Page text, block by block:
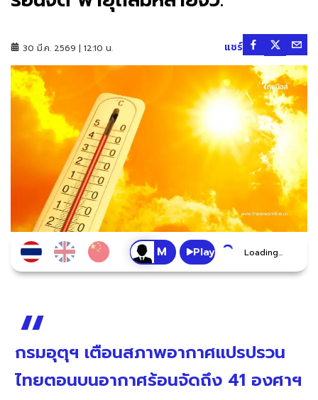
30 มี.ค. 2569 | 12:10 น. แชร์
Play Loading...
กรมอุตุฯ เตือนสภาพอากาศแปรปรวน
ไทยตอนบนอากาศร้อนจัดถึง 41 องศาฯ